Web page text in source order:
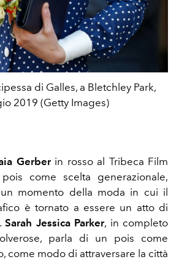
di Galles, a Bletchley Park,
2019 (Getty Images)
Gerber in rosso al Tribeca Film
come scelta generazionale,
momento della moda in cui il
è tornato a essere un atto di
Sarah Jessica Parker, in completo
parla di un pois come
come modo di attraversare la città